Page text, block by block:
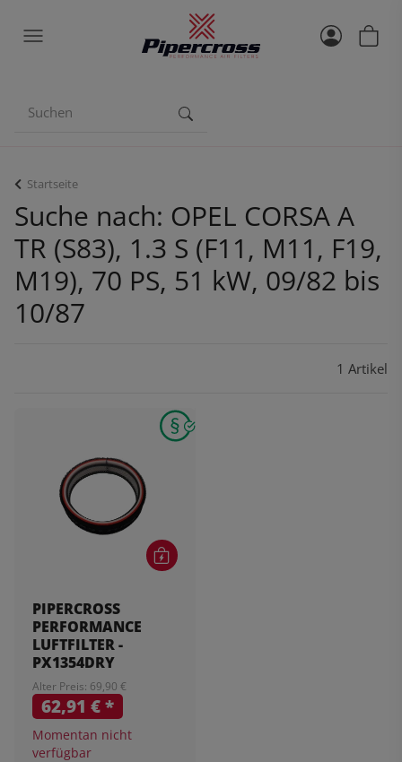
Startseite
Suche nach: OPEL CORSA A
TR (S83), 1.3 S (F11, M11, F19,
M19), 70 PS, 51 kW, 09/82 bis
10/87
1 Artikel
PIPERCROSS
PERFORMANCE
LUFTFILTER -
PX1354DRY
Alter Preis: 69,90 €
62,91 €*
Momentan nicht
verfügbar